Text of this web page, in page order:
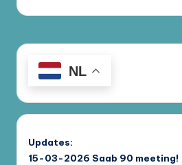
NL
Updates:
15-03-2026 Saab 90 meeting!